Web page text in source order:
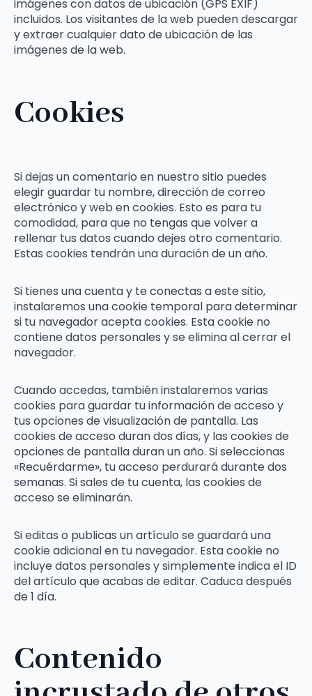
imágenes con datos de ubicación (GPS EXIF)
incluidos. Los visitantes de la web pueden descargar
y extraer cualquier dato de ubicación de las
imágenes de la web.
Cookies
Si dejas un comentario en nuestro sitio puedes
elegir guardar tu nombre, dirección de correo
electrónico y web en cookies. Esto es para tu
comodidad, para que no tengas que volver a
rellenar tus datos cuando dejes otro comentario.
Estas cookies tendrán una duración de un año.
Si tienes una cuenta y te conectas a este sitio,
instalaremos una cookie temporal para determinar
si tu navegador acepta cookies. Esta cookie no
contiene datos personales y se elimina al cerrar el
navegador.
Cuando accedas, también instalaremos varias
cookies para guardar tu información de acceso y
tus opciones de visualización de pantalla. Las
cookies de acceso duran dos días, y las cookies de
opciones de pantalla duran un año. Si seleccionas
«Recuérdarme», tu acceso perdurará durante dos
semanas. Si sales de tu cuenta, las cookies de
acceso se eliminarán.
Si editas o publicas un artículo se guardará una
cookie adicional en tu navegador. Esta cookie no
incluye datos personales y simplemente indica el ID
del artículo que acabas de editar. Caduca después
de 1 día.
Contenido